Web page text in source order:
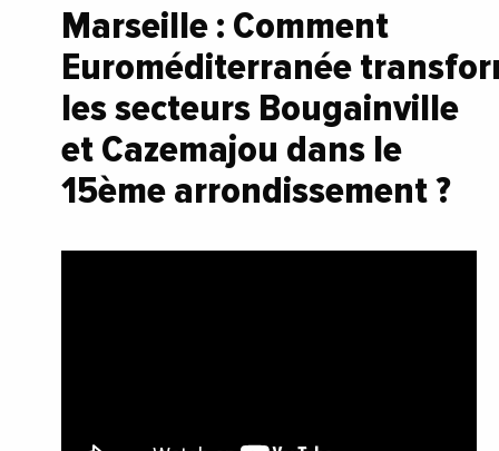
Marseille : Comment
Euroméditerranée
les secteurs Bougainville
et Cazemajou dans le
15ème arrondissement ?